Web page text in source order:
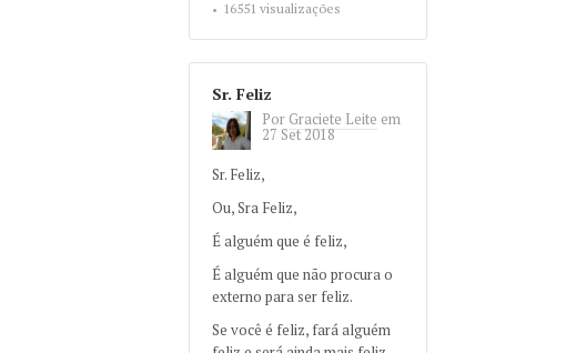
16551 visualizações
Sr. Feliz
Por Graciete Leite em
27 Set 2018
Sr. Feliz,
Ou, Sra Feliz,
É alguém que é feliz,
É alguém que não procura o
externo para ser feliz.
Se você é feliz, fará alguém